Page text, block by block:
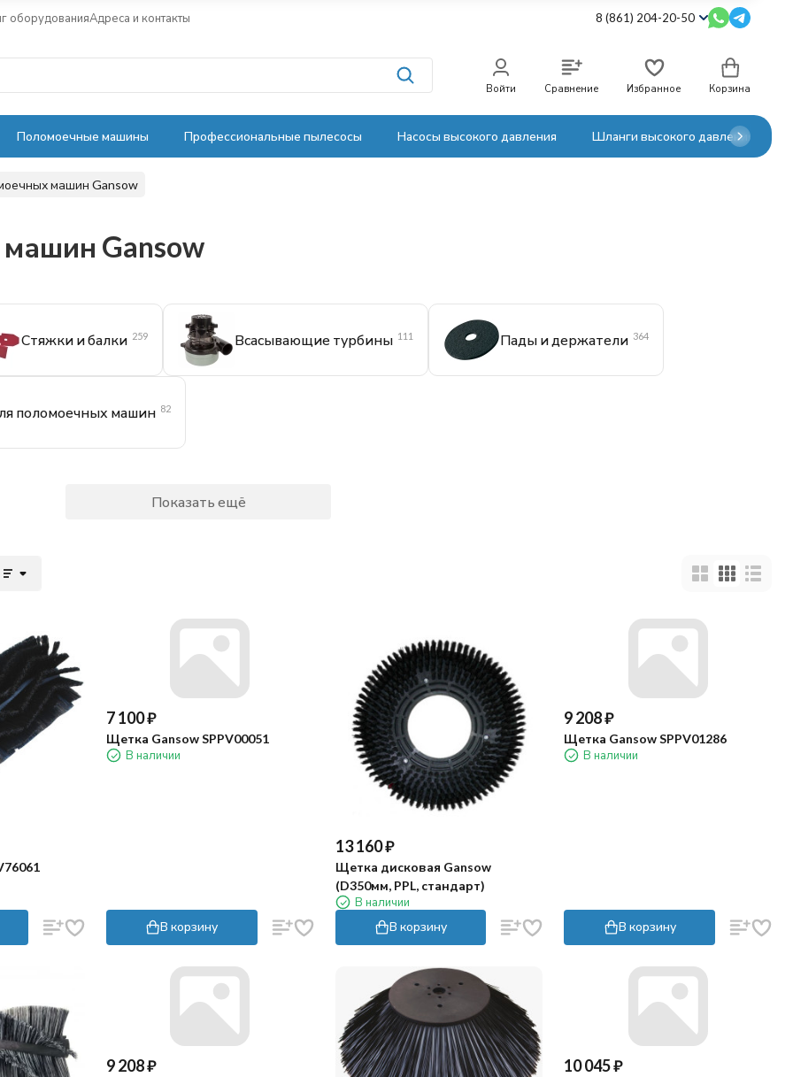
оборудованияАдреса и контакты 8 (861) 204-20-50
Войти Сравнение Избранное Корзина
Поломоечные машины Профессиональные пылесосы Насосы высокого давления Шланги высокого давления
машин Gansow
Gansow
Стяжки и балки 259 Всасывающие турбины 111 Пады и держатели 364
поломоечных машин 82
Показать ещё
7 100₽
Щетка Gansow SPPV00051
В наличии
В корзину
13 160₽
Щетка дисковая Gansow
(D350мм, PPL, стандарт)
В наличии
В корзину
9 208₽
Щетка Gansow SPPV01286
В наличии
В корзину
9 208₽ 10 045₽